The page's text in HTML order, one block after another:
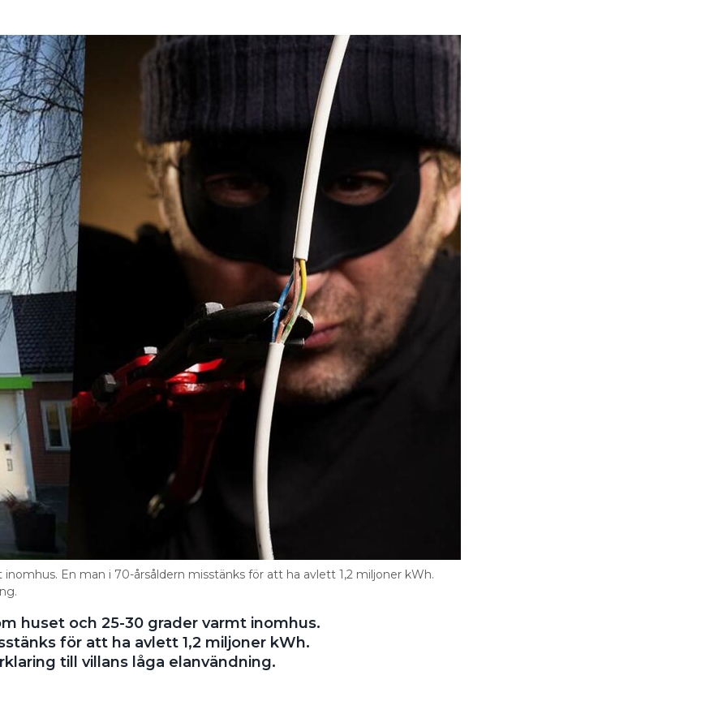
En man i 70-årsåldern misstänks för att ha avlett 1,2 miljoner kWh.
huset och 25-30 grader varmt inomhus.
för att ha avlett 1,2 miljoner kWh.
till villans låga elanvändning.